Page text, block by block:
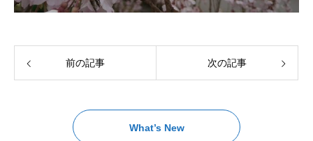
前の記事 次の記事
What’s New